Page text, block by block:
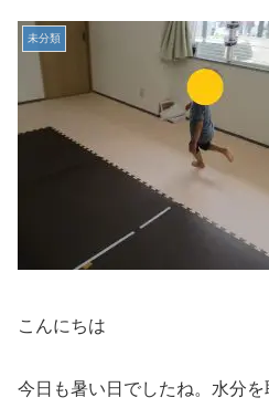
未分類
こんにちは
今日も暑い日でしたね。水分